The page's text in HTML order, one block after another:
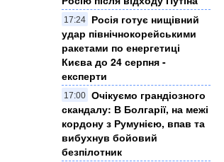
17:24
Росія готує нищівний
удар північнокорейськими
ракетами по енергетиці
Києва до 24 серпня -
експерти
17:00 Очікуємо грандіозного
скандалу: В Болгарії, на межі
кордону з Румунією, впав та
вибухнув бойовий
безпілотник